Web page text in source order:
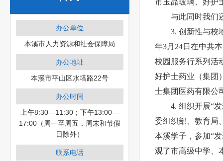
办公单位
本溪市人力资源和社会保障局
办公地址
本溪市平山区水塔路22号
办公时间
上午8:30—11:30；下午13:00—
17:00（周一至周五，周末和节假
日除外）
联系电话
市玉晶玻璃、好护
与此同时我们
3. 创新性与校
年3月24日在中共
校园服务行系列活
好护士药业（集团
士集团医药有限公
4. 组织开展“
委组织部、教育局
本溪学子，参加“
观了市高级中学、